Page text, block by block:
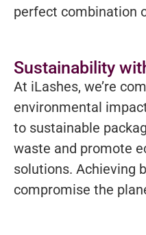
perfect combination
Sustainability
At iLashes, we’re
environmental
to sustainable
waste and promote
solutions. Achieving
compromise the